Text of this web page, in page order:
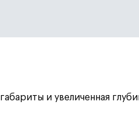
и увеличенная